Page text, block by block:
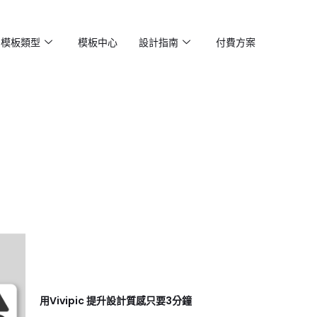
模板類型 模板中心 設計指南 付費方案
用Vivipic 提升設計質感只要3分鐘